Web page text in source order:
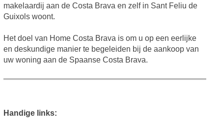
makelaardij aan de Costa Brava en zelf in Sant Feliu de
Guixols woont.
Het doel van Home Costa Brava is om u op een eerlijke
en deskundige manier te begeleiden bij de aankoop van
uw woning aan de Spaanse Costa Brava.
Handige links: